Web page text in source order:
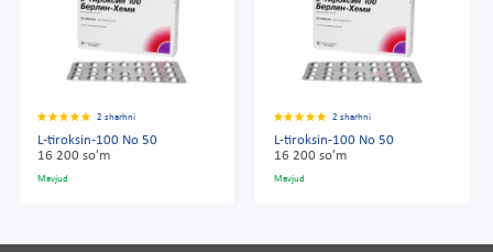
2 sharhni
L-tiroksin-100 No 50
16 200 so'm
Mavjud
2 sharhni
L-tiroksin-100 No 50
16 200 so'm
Mavjud